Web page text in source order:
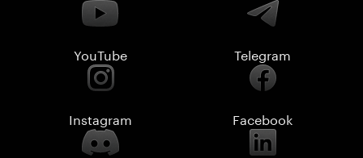
YouTube Telegram
Instagram Facebook